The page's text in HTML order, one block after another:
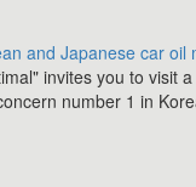
and Japanese car oil
invites you to visit
number 1 in